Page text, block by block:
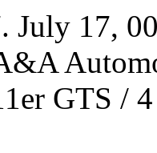
July 17,
GTS /